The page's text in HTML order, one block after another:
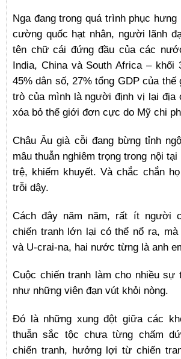
Nga đang trong quá trình phục
cường quốc hạt nhân, người lãnh
tên chữ cái đứng đầu của các
India, China và South Africa – khối
45% dân số, 27% tổng GDP của
trò của mình là người định vị lại địa
xóa bỏ thế giới đơn cực do Mỹ chi
Châu Âu già cỗi đang bừng tỉnh
mâu thuẫn nghiêm trọng trong nội
trệ, khiếm khuyết. Và chắc chắn
trỗi dậy.
Cách đây năm năm, rất ít người
chiến tranh lớn lại có thể nổ ra,
và U-crai-na, hai nước từng là anh
Cuộc chiến tranh làm cho nhiều sự
như những viên đạn vút khỏi nòng.
Đó là những xung đột giữa các
thuẫn sắc tộc chưa từng chấm
chiến tranh, hưởng lợi từ chiến